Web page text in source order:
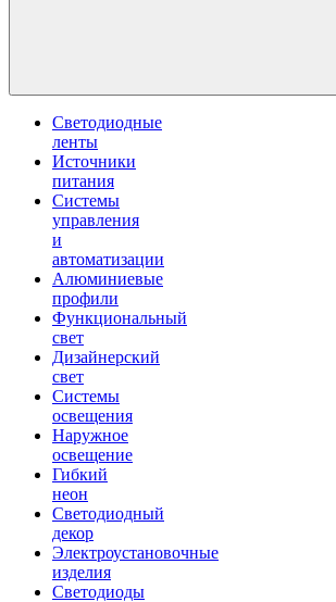
Светодиодные
ленты
Источники
питания
Системы
управления
и
автоматизации
Алюминиевые
профили
Функциональный
свет
Дизайнерский
свет
Системы
освещения
Наружное
освещение
Гибкий
неон
Светодиодный
декор
Электроустановочные
изделия
Светодиоды